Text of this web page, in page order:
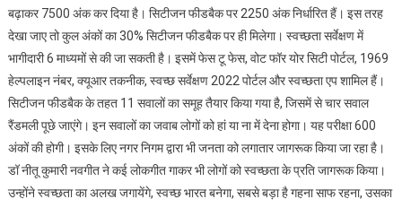
बढ़ाकर 7500 अंक कर दिया है। सिटीजन फीडबैक पर 2250 अंक निर्धारित हैं। इस तरह
देखा जाए तो कुल अंकों का 30% सिटीजन फीडबैक पर ही मिलेगा। स्वच्छता सर्वेक्षण में
भागीदारी 6 माध्यमों से की जा सकती है। इसमें फेस टू फेस, वोट फॉर योर सिटी पोर्टल, 1969
हेल्पलाइन नंबर, क्यूआर तकनीक, स्वच्छ सर्वेक्षण 2022 पोर्टल और स्वच्छता एप शामिल हैं।
सिटीजन फीडबैक के तहत 11 सवालों का समूह तैयार किया गया है, जिसमें से चार सवाल
रैंडमली पूछे जाएंगे। इन सवालों का जवाब लोगों को हां या ना में देना होगा। यह परीक्षा 600
अंकों की होगी। इसके लिए नगर निगम द्वारा भी जनता को लगातार जागरूक किया जा रहा है।
डॉ नीतू कुमारी नवगीत ने कई लोकगीत गाकर भी लोगों को स्वच्छता के प्रति जागरूक किया।
उन्होंने स्वच्छता का अलख जगायेंगे, स्वच्छ भारत बनेगा, सबसे बड़ा है गहना साफ रहना, उसका